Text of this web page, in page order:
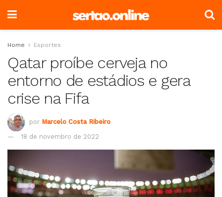
Home Esportes
Qatar proíbe cerveja no
entorno de estádios e gera
crise na Fifa
por Marcelo Costa Ribeiro
18 de novembro de 2022